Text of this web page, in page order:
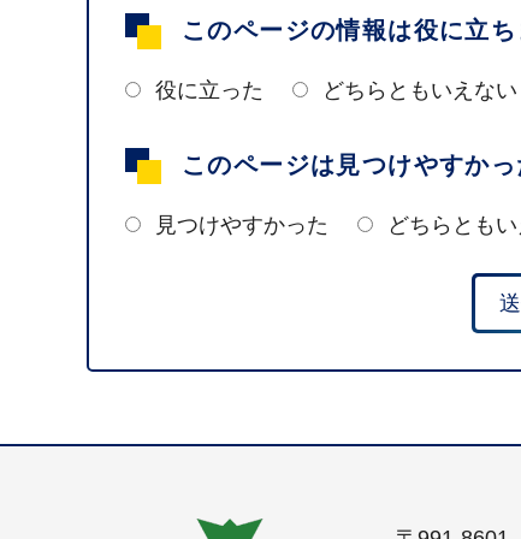
このページの情報は役に立ち
役に立った どちらともいえない
このページは見つけやすかっ
見つけやすかった どちらとも